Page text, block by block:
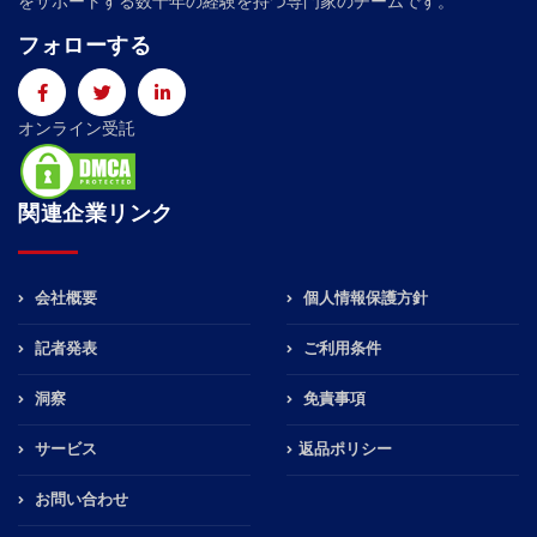
フォローする
オンライン受託
関連企業リンク
会社概要
記者発表
洞察
サービス
お問い合わせ
個人情報保護方針
ご利用条件
免責事項
返品ポリシー